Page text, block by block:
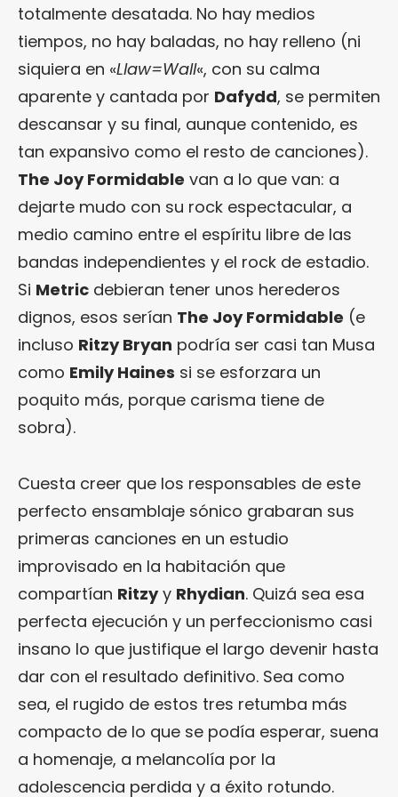
totalmente desatada. No hay medios
tiempos, no hay baladas, no hay relleno (ni
siquiera en «Llaw=Wall«, con su calma
aparente y cantada por Dafydd, se permiten
descansar y su final, aunque contenido, es
tan expansivo como el resto de canciones).
The Joy Formidable van a lo que van: a
dejarte mudo con su rock espectacular, a
medio camino entre el espíritu libre de las
bandas independientes y el rock de estadio.
Si Metric debieran tener unos herederos
dignos, esos serían The Joy Formidable (e
incluso Ritzy Bryan podría ser casi tan Musa
como Emily Haines si se esforzara un
poquito más, porque carisma tiene de
sobra).
Cuesta creer que los responsables de este
perfecto ensamblaje sónico grabaran sus
primeras canciones en un estudio
improvisado en la habitación que
compartían Ritzyy Rhydian. Quizá sea esa
perfecta ejecución y un perfeccionismo casi
insano lo que justifique el largo devenir hasta
dar con el resultado definitivo. Sea como
sea, el rugido de estos tres retumba más
compacto de lo que se podía esperar, suena
a homenaje, a melancolía por la
adolescencia perdida y a éxito rotundo.